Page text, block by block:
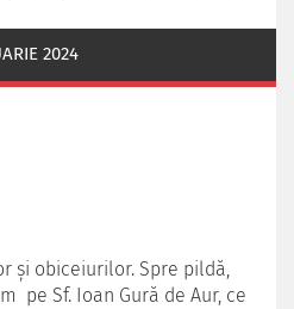
2024
şi obiceiurilor. Spre pildă,
pe Sf. Ioan Gură de Aur, ce